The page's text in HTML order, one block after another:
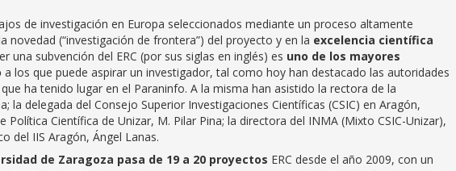
de investigación en Europa seleccionados mediante un proceso altamente
novedad (“investigación de frontera”) del proyecto y en la excelencia científica
una subvención del ERC (por sus siglas en inglés) es uno de los mayores
a los que puede aspirar un investigador, tal como hoy han destacado las autoridades
ha tenido lugar en el Paraninfo. A la misma han asistido la rectora de la
la delegada del Consejo Superior Investigaciones Científicas (CSIC) en Aragón,
Política Científica de Unizar, M. Pilar Pina; la directora del INMA (Mixto CSIC-Unizar),
del IIS Aragón, Ángel Lanas.
de Zaragoza pasa de 19 a 20 proyectos ERC desde el año 2009, con un